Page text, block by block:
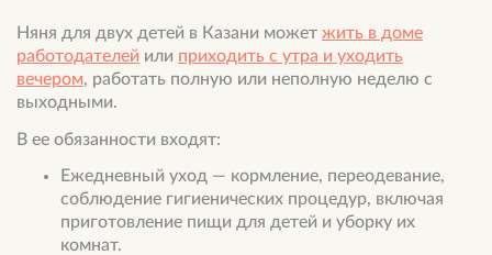
Няня для двух детей в Казани может жить в доме
работодателей или приходить с утра и уходить
вечером, работать полную или неполную неделю с
выходными.
В ее обязанности входят:
Ежедневный уход — кормление, переодевание,
соблюдение гигиенических процедур, включая
приготовление пищи для детей и уборку их
комнат.